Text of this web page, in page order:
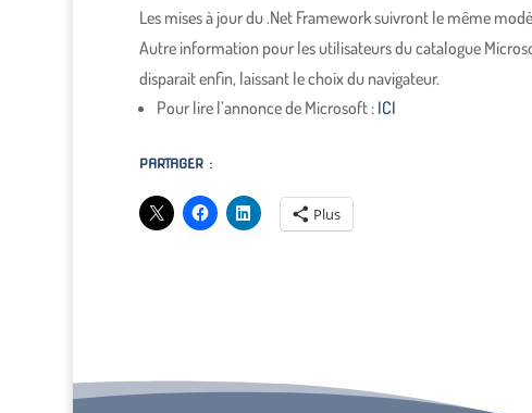
Les mises à jour du .Net Framework suivront le même
Autre information pour les utilisateurs du catalogue
disparait enfin, laissant le choix du navigateur.
Pour lire l’annonce de Microsoft : ICI
PARTAGER :
Plus